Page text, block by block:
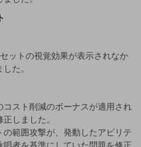
ットの視覚効果が表示されなか
た。
コスト削減のボーナスが適用され
しました。
範囲攻撃が、発動したアビリテ